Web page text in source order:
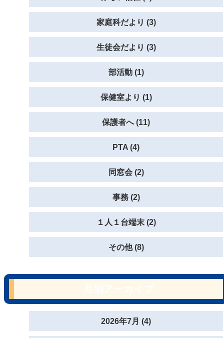
家庭科だより (3)
生徒会だより (3)
部活動 (1)
保健室より (1)
保護者へ (11)
PTA (4)
同窓会 (2)
事務 (2)
１人１台端末 (2)
その他 (8)
2026年7月 (4)